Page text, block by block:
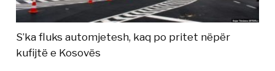
S’ka fluks automjetesh, kaq po pritet nëpër
kufijtë e Kosovës